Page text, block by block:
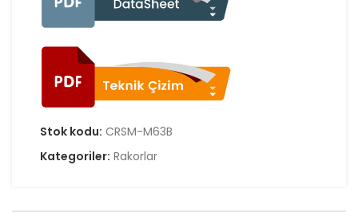
Stok kodu: CRSM-M63B
Kategoriler: Rakorlar